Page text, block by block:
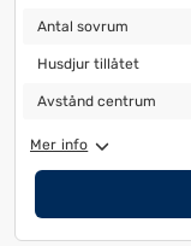
Antal sovrum
Antal sovrum
Husdjur tillåtet
Husdjur tillåtet
Avstånd centrum
Avstånd centrum
Mer info